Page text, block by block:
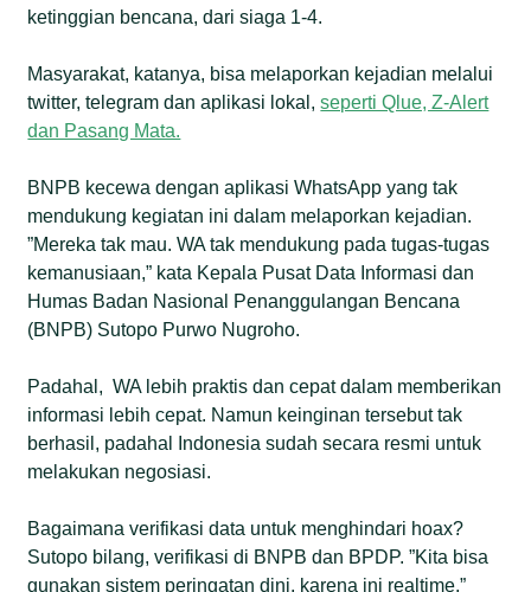
ketinggian bencana, dari siaga 1-4.
Masyarakat, katanya, bisa melaporkan kejadian melalui
twitter, telegram dan aplikasi lokal,seperti Qlue, Z-Alert
dan Pasang Mata.
BNPB kecewa dengan aplikasi WhatsApp yang tak
mendukung kegiatan ini dalam melaporkan kejadian.
”Mereka tak mau. WA tak mendukung pada tugas-tugas
kemanusiaan,” kata Kepala Pusat Data Informasi dan
Humas Badan Nasional Penanggulangan Bencana
(BNPB) Sutopo Purwo Nugroho.
Padahal, WA lebih praktis dan cepat dalam memberikan
informasi lebih cepat. Namun keinginan tersebut tak
berhasil, padahal Indonesia sudah secara resmi untuk
melakukan negosiasi.
Bagaimana verifikasi data untuk menghindari hoax?
Sutopo bilang, verifikasi di BNPB dan BPDP. ”Kita bisa
gunakan sistem peringatan dini, karena ini realtime.”